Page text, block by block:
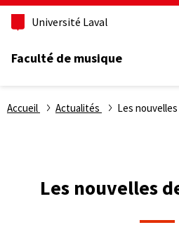
Aller
principal
Université Laval
Faculté de musique
Fil
Accueil Actualités Les
Les nouvelles